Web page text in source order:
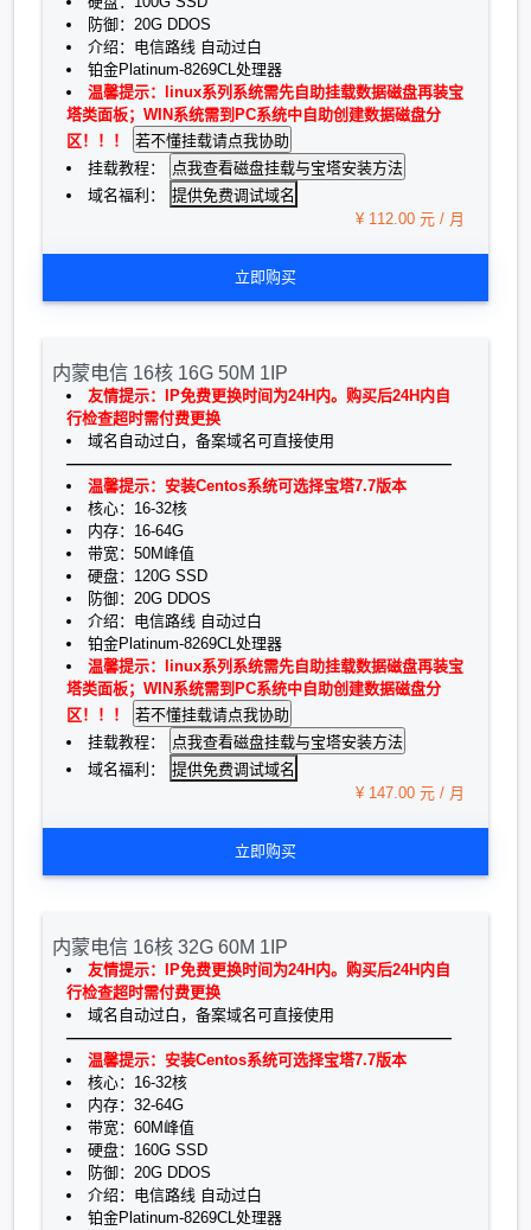
防御：20G DDOS
介绍：电信路线 自动过白
铂金Platinum-8269CL处理器
温馨提示：linux系列系统需先自助挂载数据磁盘再装宝
塔类面板；WIN系统需到PC系统中自助创建数据磁盘分
区！！！
挂载教程：
域名福利：
提供免费调试域名
¥ 112.00 元 / 月
立即购买
内蒙电信 16核 16G 50M 1IP
友情提示：IP免费更换时间为24H内。购买后24H内自
行检查超时需付费更换
域名自动过白，备案域名可直接使用
—————————————————————————
温馨提示：安装Centos系统可选择宝塔7.7版本
核心：16-32核
内存：16-64G
带宽：50M峰值
硬盘：120G SSD
防御：20G DDOS
介绍：电信路线 自动过白
铂金Platinum-8269CL处理器
温馨提示：linux系列系统需先自助挂载数据磁盘再装宝
塔类面板；WIN系统需到PC系统中自助创建数据磁盘分
区！！！
挂载教程：
域名福利：
提供免费调试域名
¥ 147.00 元 / 月
立即购买
内蒙电信 16核 32G 60M 1IP
友情提示：IP免费更换时间为24H内。购买后24H内自
行检查超时需付费更换
域名自动过白，备案域名可直接使用
—————————————————————————
温馨提示：安装Centos系统可选择宝塔7.7版本
核心：16-32核
内存：32-64G
带宽：60M峰值
硬盘：160G SSD
防御：20G DDOS
介绍：电信路线 自动过白
铂金Platinum-8269CL处理器